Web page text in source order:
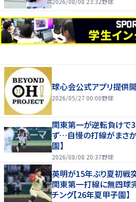
球心会公式アプリ提供開
2026/05/27 00:00野球
関東第一が逆転負けで
ず…自慢の打線がまさ
園】
2026/08/08 20:37野球
英明が15年ぶり夏初戦
関東第一打線に無四球
チング【26年夏甲子園】